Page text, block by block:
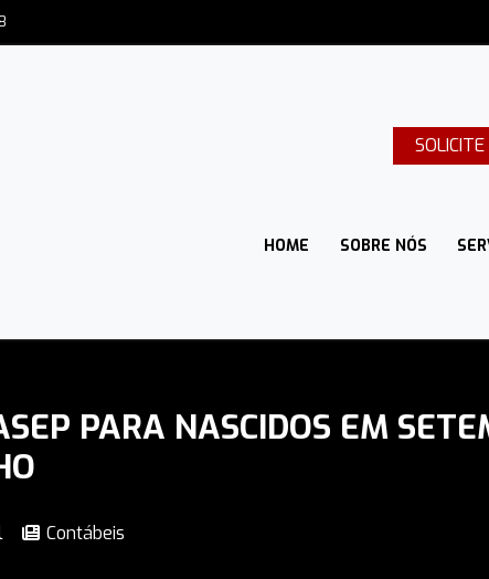
HOME SOBRE NÓS
PARA NASCIDOS EM
Contábeis